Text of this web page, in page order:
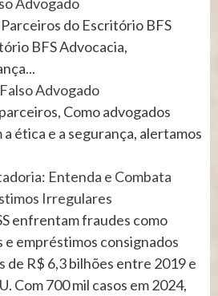
do Escritório BFS
BFS Advocacia,
Advogado
Como advogados
ética e a segurança, alertamos
Entenda e Combata
Irregulares
enfrentam fraudes como
empréstimos consignados
de R$ 6,3 bilhões entre 2019 e
Com 700 mil casos em 2024,